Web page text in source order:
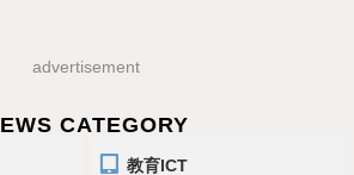
advertisement
CATEGORY
教育ICT